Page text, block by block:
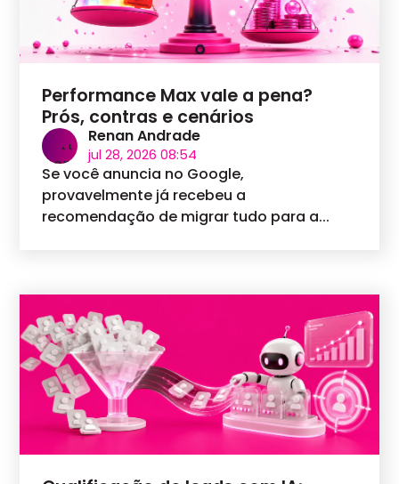
Performance Max vale a pena?
Prós, contras e cenários
Renan Andrade
jul 28, 2026 08:54
Se você anuncia no Google,
provavelmente já recebeu a
recomendação de migrar tudo para a...